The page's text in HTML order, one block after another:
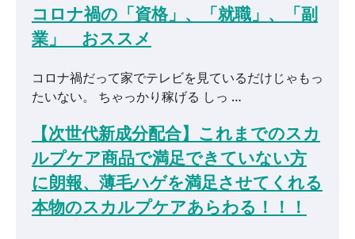
コロナ禍の「資格」、「就職」、「副
業」 おススメ
コロナ禍だって家でテレビを見ているだけじゃもっ
たいない。 ちゃっかり稼げる しっ …
【次世代新成分配合】これまでのスカ
ルプケア商品で満足できていない方
に朗報、薄毛ハゲを満足させてくれる
本物のスカルプケアあらわる！！！